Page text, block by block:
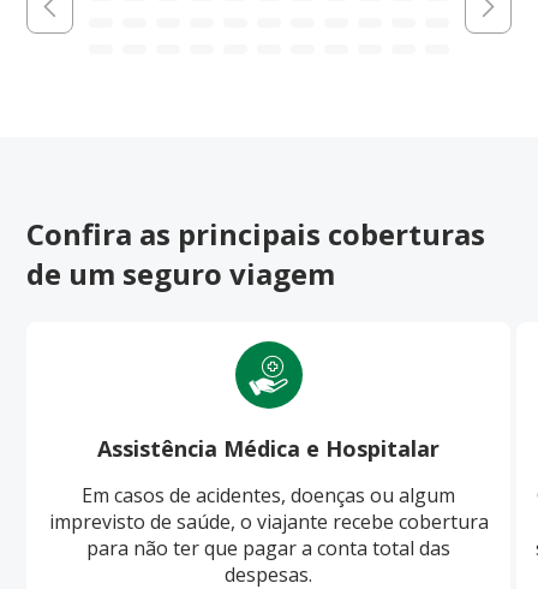
Confira as principais coberturas
de um seguro viagem
Assistência Médica e Hospitalar
Em casos de acidentes, doenças ou algum
imprevisto de saúde, o viajante recebe cobertura
para não ter que pagar a conta total das
despesas.